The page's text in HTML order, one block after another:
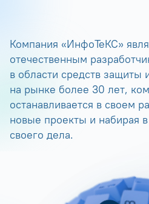
Компания «ИнфоТеКС»
отечественным
в области средств
на рынке более 30 лет,
останавливается в своем
новые проекты и набирая
своего дела.